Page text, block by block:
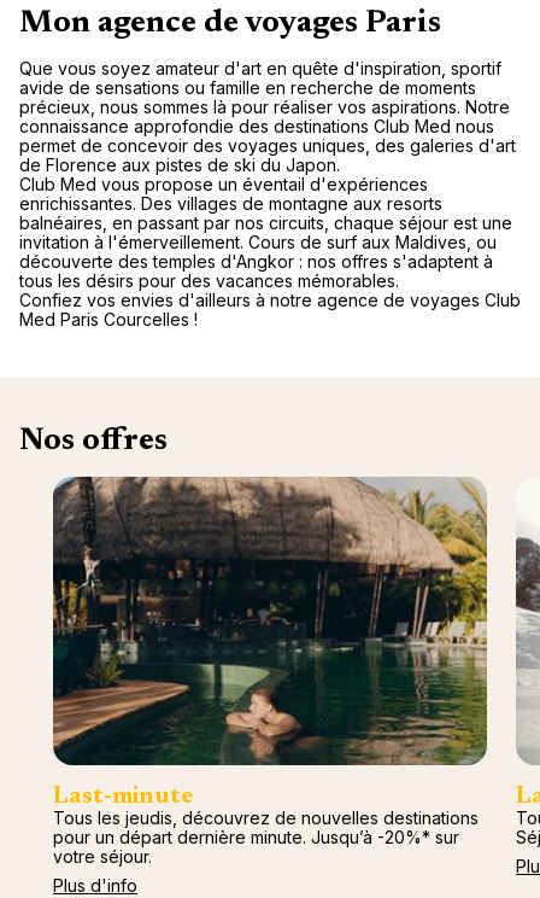
Mon agence de voyages Paris
Que vous soyez amateur d'art en quête d'inspiration, sportif
avide de sensations ou famille en recherche de moments
précieux, nous sommes là pour réaliser vos aspirations. Notre
connaissance approfondie des destinations Club Med nous
permet de concevoir des voyages uniques, des galeries d'art
de Florence aux pistes de ski du Japon.
Club Med vous propose un éventail d'expériences
enrichissantes. Des villages de montagne aux resorts
balnéaires, en passant par nos circuits, chaque séjour est une
invitation à l'émerveillement. Cours de surf aux Maldives, ou
découverte des temples d'Angkor : nos offres s'adaptent à
tous les désirs pour des vacances mémorables.
Confiez vos envies d'ailleurs à notre agence de voyages Club
Med Paris Courcelles !
Nos offres
Last-minute
Tous les jeudis, découvrez de nouvelles destinations
pour un départ dernière minute. Jusqu’à -20%* sur
votre séjour.
Plus d'info